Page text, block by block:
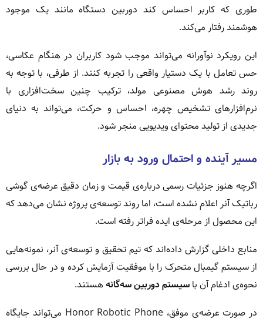
طوری که کاربر احساس کند دوربین دستگاه مانند یک موجود
هوشمند رفتار می‌کند.
این رویکرد نوآورانه می‌تواند موجب شود کاربران در هنگام عکاسی،
حس تعامل با یک دستیار واقعی را تجربه کنند. از طرفی، با توجه به
روند رشد هوش مصنوعی مولد، ترکیب چنین سخت‌افزاری با
نرم‌افزارهای تشخیص چهره، احساس و حرکت، می‌تواند به دنیای
جدیدی از تولید محتوای ویدیویی منجر شود.
مسیر آینده و احتمال ورود به بازار
اگرچه هنوز جزئیات رسمی درباره‌ی قیمت و زمان دقیق عرضه‌ی گوشی
رباتیک آنر اعلام نشده است، اما روند توسعه‌ی پروژه نشان می‌دهد که
این محصول از مرحله‌ی ایده فراتر رفته است.
منابع داخلی گزارش داده‌اند که تیم تحقیق و توسعه‌ی آنر، نمونه‌هایی
از سیستم گیمبال متحرک را با موفقیت آزمایش کرده و در حال بررسی
نحوه‌ی ادغام آن با سیستم دوربین سه‌گانه هستند.
در صورت عرضه‌ی موفق، Honor Robotic Phone می‌تواند جایگاه